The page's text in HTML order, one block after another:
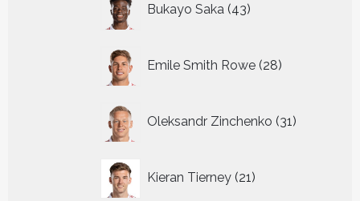
Bukayo Saka 43
producten
Emile Smith Rowe 28
producten
Oleksandr Zinchenko 31
producten
Kieran Tierney 21
producten